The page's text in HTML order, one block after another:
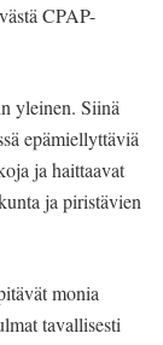
CPAP-
yleinen. Siinä
epämiellyttäviä
ja haittaavat
ja piristävien
monia
tavallisesti